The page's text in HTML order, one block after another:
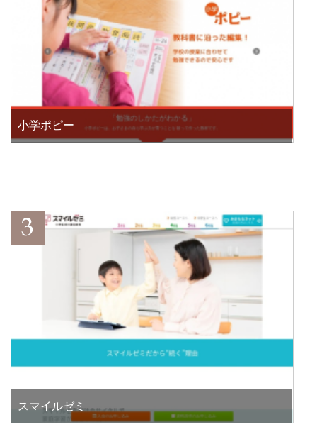
小学ポピー
スマイルゼミ